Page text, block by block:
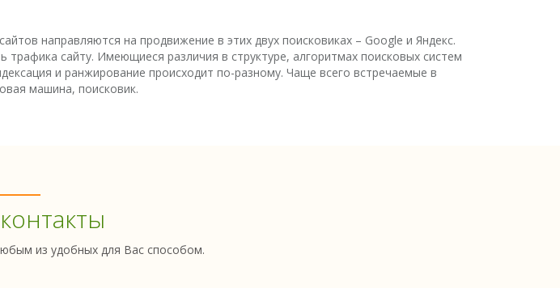
направляются на продвижение в этих двух поисковиках – Google и Яндекс.
сайту. Имеющиеся различия в структуре, алгоритмах поисковых систем
и ранжирование происходит по-разному. Чаще всего встречаемые в
машина, поисковик.
из удобных для Вас способом.